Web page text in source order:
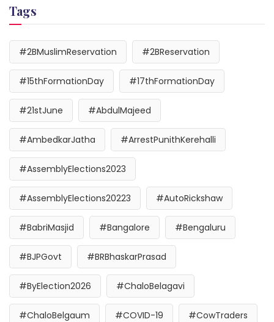
Tags
#2BMuslimReservation #2BReservation
#15thFormationDay #17thFormationDay
#21stJune #AbdulMajeed
#AmbedkarJatha #ArrestPunithKerehalli
#AssemblyElections2023
#AssemblyElections20223 #AutoRickshaw
#BabriMasjid #Bangalore #Bengaluru
#BJPGovt #BRBhaskarPrasad
#ByElection2026 #ChaloBelagavi
#ChaloBelgaum #COVID-19 #CowTraders